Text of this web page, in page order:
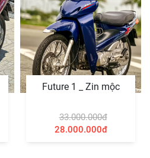
Future 1 _ Zin mộc
33.000.000đ
28.000.000đ